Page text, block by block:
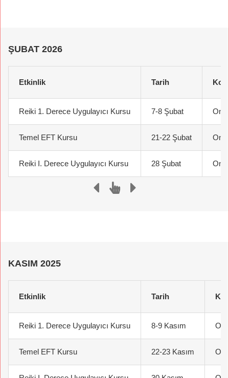
ŞUBAT 2026
Etkinlik Tarih
Reiki 1. Derece Uygulayıcı Kursu 7-8 Şubat
Temel EFT Kursu 21-22 Şubat
Reiki I. Derece Uygulayıcı Kursu 28 Şubat
KASIM 2025
Etkinlik Tarih
Reiki 1. Derece Uygulayıcı Kursu 8-9 Kasım
Temel EFT Kursu 22-23 Kasım